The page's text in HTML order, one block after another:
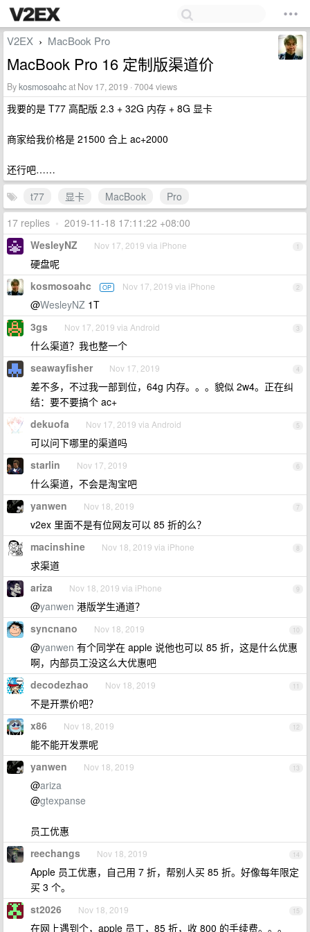
V2EX › MacBook Pro
MacBook Pro 16 定制版渠道价
Bykosmosoahcat Nov 17, 2019 · 7004 views
我要的是 T77 高配版 2.3 + 32G 内存 + 8G 显卡
商家给我价格是 21500 合上 ac+2000
还行吧……
t77
显卡 MacBook
Pro
17 replies • 2019-11-18 17:11:22 +08:00
1
WesleyNZ Nov 17, 2019 via iPhone
硬盘呢
2
kosmosoahc OP Nov 17, 2019 via iPhone
@WesleyNZ 1T
3
3gs Nov 17, 2019 via Android
什么渠道？我也整一个
4
seawayfisher Nov 17, 2019
差不多，不过我一部到位，64g 内存。。。貌似 2w4。正在纠
结：要不要搞个 ac+
5
dekuofa Nov 17, 2019 via Android
可以问下哪里的渠道吗
6
starlin Nov 17, 2019
什么渠道，不会是淘宝吧
7
yanwen Nov 18, 2019
v2ex 里面不是有位网友可以 85 折的么？
8
macinshine Nov 18, 2019 via iPhone
求渠道
9
ariza Nov 18, 2019 via iPhone
@yanwen 港版学生通道？
10
syncnano Nov 18, 2019
@yanwen 有个同学在 apple 说他也可以 85 折，这是什么优惠
啊，内部员工没这么大优惠吧
11
decodezhao Nov 18, 2019
不是开票价吧？
12
x86 Nov 18, 2019
能不能开发票呢
13
yanwen Nov 18, 2019
@ariza
@gtexpanse
员工优惠
14
reechangs Nov 18, 2019
Apple 员工优惠，自己用 7 折，帮别人买 85 折。好像每年限定
买 3 个。
15
st2026 Nov 18, 2019
在网上遇到个，apple 员工，85 折，收 800 的手续费。。。